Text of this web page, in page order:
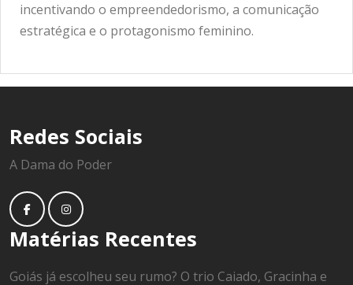
incentivando o empreendedorismo, a comunicação
estratégica e o protagonismo feminino.
Redes Sociais
A Dama do Poder
Matérias Recentes
Goiás já escolheu seu rumo? O trio Caiado, Gracinha e